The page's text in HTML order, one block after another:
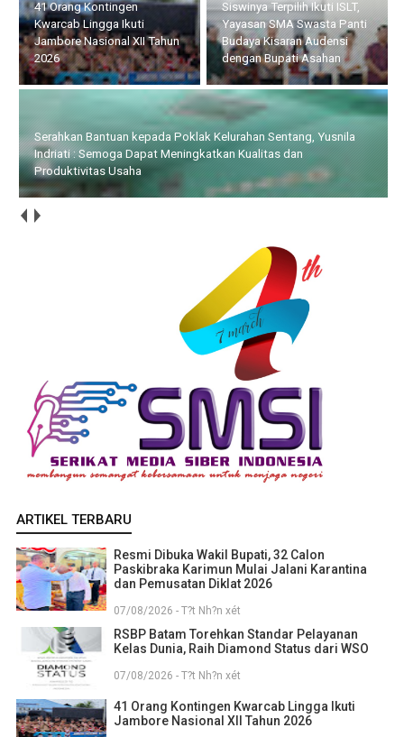
41 Orang Kontingen
Kwarcab Lingga Ikuti
Jambore Nasional XII Tahun
2026
Siswinya Terpilih Ikuti ISLT,
Yayasan SMA Swasta Panti
Budaya Kisaran Audensi
dengan Bupati Asahan
Serahkan Bantuan kepada Poklak Kelurahan Sentang, Yusnila
Indriati : Semoga Dapat Meningkatkan Kualitas dan
Produktivitas Usaha
ARTIKEL TERBARU
Resmi Dibuka Wakil Bupati, 32 Calon
Paskibraka Karimun Mulai Jalani Karantina
dan Pemusatan Diklat 2026
07/08/2026 - T?t Nh?n xét
RSBP Batam Torehkan Standar Pelayanan
Kelas Dunia, Raih Diamond Status dari WSO
07/08/2026 - T?t Nh?n xét
41 Orang Kontingen Kwarcab Lingga Ikuti
Jambore Nasional XII Tahun 2026